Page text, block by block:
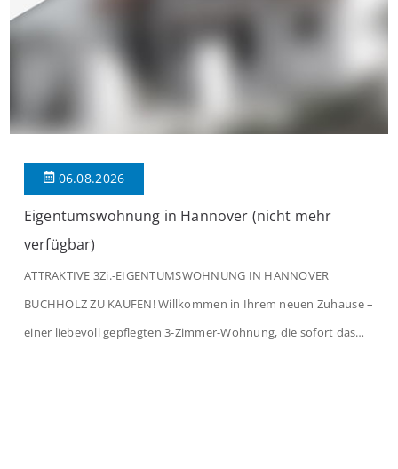
06.08.2026
Eigentumswohnung in Hannover (nicht mehr
verfügbar)
ATTRAKTIVE 3Zi.-EIGENTUMSWOHNUNG IN HANNOVER
BUCHHOLZ ZU KAUFEN! Willkommen in Ihrem neuen Zuhause –
einer liebevoll gepflegten 3-Zimmer-Wohnung, die sofort das